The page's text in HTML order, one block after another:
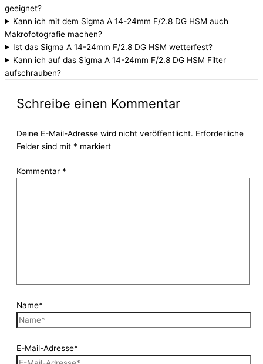
geeignet?
Kann ich mit dem Sigma A 14-24mm F/2.8 DG HSM auch
Makrofotografie machen?
Ist das Sigma A 14-24mm F/2.8 DG HSM wetterfest?
Kann ich auf das Sigma A 14-24mm F/2.8 DG HSM Filter
aufschrauben?
Schreibe einen Kommentar
Deine E-Mail-Adresse wird nicht veröffentlicht. Erforderliche
Felder sind mit * markiert
Kommentar *
Name*
E-Mail-Adresse*